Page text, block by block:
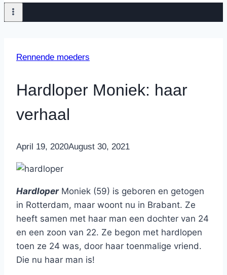
Rennende moeders
Hardloper Moniek: haar
verhaal
ByNicole
April 19, 2020August 30, 2021
HardloperMoniek (59) is geboren en getogen
in Rotterdam, maar woont nu in Brabant. Ze
heeft samen met haar man een dochter van 24
en een zoon van 22. Ze begon met hardlopen
toen ze 24 was, door haar toenmalige vriend.
Die nu haar man is!